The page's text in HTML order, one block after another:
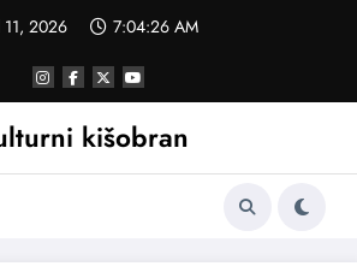
11, 2026 7:04:27 AM
kišobran